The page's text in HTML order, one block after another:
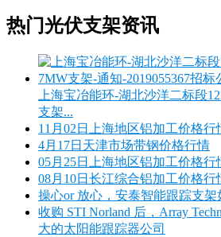
热门光伏支架资讯
上海宝冶能环-湖北沙洋二标段
支架...
11月02日上海地区铝加工价格行
4月17日天津市场带钢价格行情
05月25日上海地区铝加工价格行
08月10日长江综合铝加工价格行
操心or 放心，安泰智能跟踪支架
收购 STI Norland 后，Array
大的太阳能跟踪器公司